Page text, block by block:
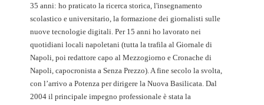
35 anni: ho praticato la ricerca storica, l'insegnamento
scolastico e universitario, la formazione dei giornalisti sulle
nuove tecnologie digitali. Per 15 anni ho lavorato nei
quotidiani locali napoletani (tutta la trafila al Giornale di
Napoli, poi redattore capo al Mezzogiorno e Cronache di
Napoli, capocronista a Senza Prezzo). A fine secolo la svolta,
con l’arrivo a Potenza per dirigere la Nuova Basilicata. Dal
2004 il principale impegno professionale è stata la